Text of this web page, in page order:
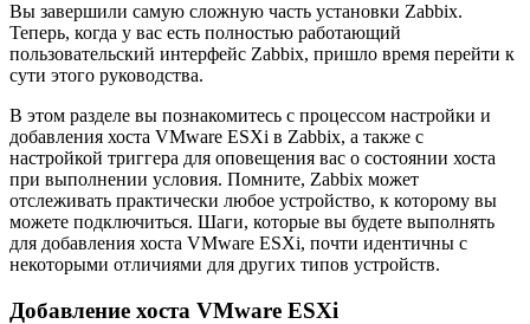
Вы завершили самую сложную часть установки Zabbix.
Теперь, когда у вас есть полностью работающий
пользовательский интерфейс Zabbix, пришло время перейти к
сути этого руководства.
В этом разделе вы познакомитесь с процессом настройки и
добавления хоста VMware ESXi в Zabbix, а также с
настройкой триггера для оповещения вас о состоянии хоста
при выполнении условия. Помните, Zabbix может
отслеживать практически любое устройство, к которому вы
можете подключиться. Шаги, которые вы будете выполнять
для добавления хоста VMware ESXi, почти идентичны с
некоторыми отличиями для других типов устройств.
Добавление хоста VMware ESXi